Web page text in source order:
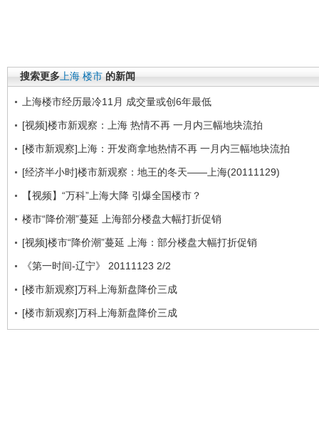
搜索更多上海 楼市 的新闻
上海楼市经历最冷11月 成交量或创6年最低
[视频]楼市新观察：上海 热情不再 一月内三幅地块流拍
[楼市新观察]上海：开发商拿地热情不再 一月内三幅地块流拍
[经济半小时]楼市新观察：地王的冬天——上海(20111129)
【视频】“万科”上海大降 引爆全国楼市？
楼市“降价潮”蔓延 上海部分楼盘大幅打折促销
[视频]楼市“降价潮”蔓延 上海：部分楼盘大幅打折促销
《第一时间-辽宁》 20111123 2/2
[楼市新观察]万科上海新盘降价三成
[楼市新观察]万科上海新盘降价三成